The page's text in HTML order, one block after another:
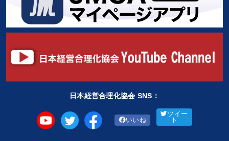
日本経営合理化協会 SNS：
いいね
ツイー
ト